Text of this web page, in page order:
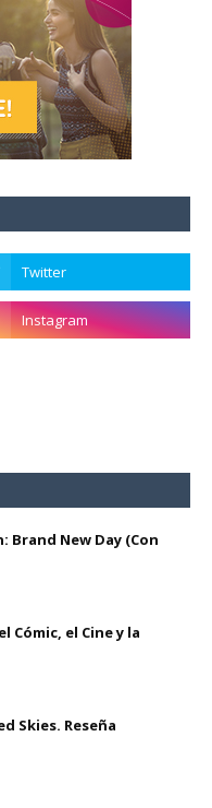
Brand New Day (Con
Cómic, el Cine y la
Skies. Reseña